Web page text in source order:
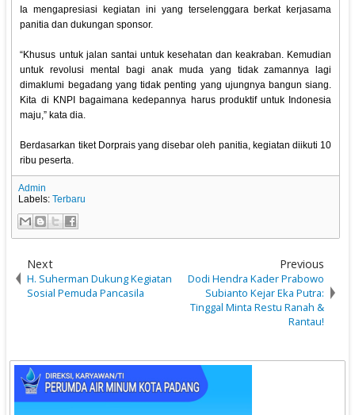
Ia mengapresiasi kegiatan ini yang terselenggara berkat kerjasama
panitia dan dukungan sponsor.
“Khusus untuk jalan santai untuk kesehatan dan keakraban. Kemudian
untuk revolusi mental bagi anak muda yang tidak zamannya lagi
dimaklumi begadang yang tidak penting yang ujungnya bangun siang.
Kita di KNPI bagaimana kedepannya harus produktif untuk Indonesia
maju,” kata dia.
Berdasarkan tiket Dorprais yang disebar oleh panitia, kegiatan diikuti 10
ribu peserta.
Admin
Labels:Terbaru
Next
H. Suherman Dukung Kegiatan
Sosial Pemuda Pancasila
Previous
Dodi Hendra Kader Prabowo
Subianto Kejar Eka Putra:
Tinggal Minta Restu Ranah &
Rantau!